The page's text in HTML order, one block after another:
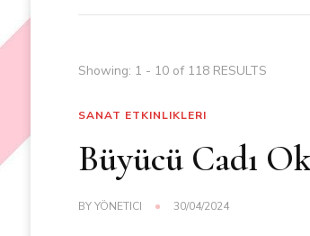
Showing: 1 - 10 of 118 RESULTS
SANAT ETKINLIKLERI
Büyücü Cadı
BYYÖNETICI 30/04/2024